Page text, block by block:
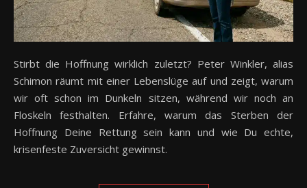
Stirbt die Hoffnung wirklich zuletzt? Peter Winkler, alias
Schimon räumt mit einer Lebenslüge auf und zeigt, warum
wir oft schon im Dunkeln sitzen, während wir noch an
Floskeln festhalten. Erfahre, warum das Sterben der
Hoffnung Deine Rettung sein kann und wie Du echte,
krisenfeste Zuversicht gewinnst.